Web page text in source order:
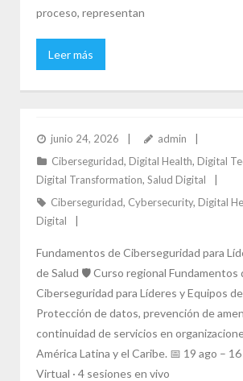
proceso, representan
Leer más
junio 24, 2026
admin
Ciberseguridad, Digital Health, Digital
Digital Transformation, Salud Digital
Ciberseguridad, Cybersecurity, Digital
Digital
Fundamentos de Ciberseguridad para
de Salud 🛡️ Curso regional Fundamentos
Ciberseguridad para Líderes y Equipos
Protección de datos, prevención de
continuidad de servicios en
América Latina y el Caribe. 📅 19 ago –
Virtual · 4 sesiones en vivo